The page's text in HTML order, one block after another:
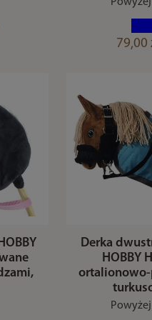
79,00
Derka
HOBBY